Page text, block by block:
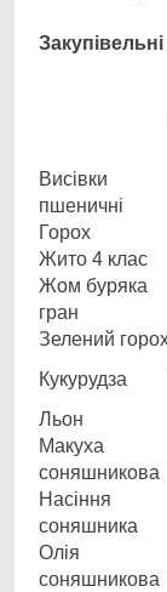
Закупівельні
Висівки
пшеничні
Горох
Жито 4 клас
Жом буряка
гран
Зелений
Кукурудза
Льон
Макуха
соняшникова
Насіння
соняшника
Олія
соняшникова